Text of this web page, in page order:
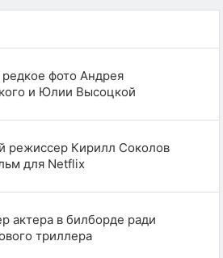
фото Андрея
и Юлии Высоцкой
режиссер Кирилл Соколов
для Netflix
актера в билборде ради
триллера